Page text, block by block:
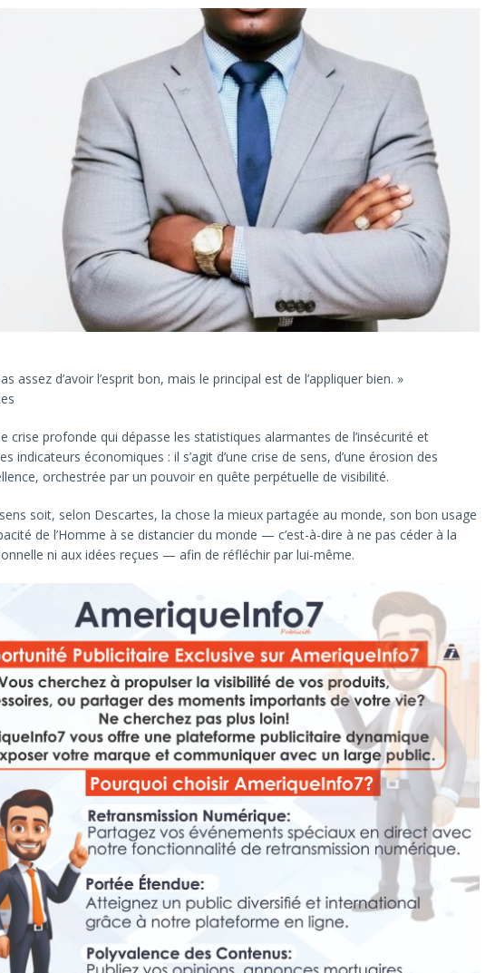
assez d’avoir l’esprit bon, mais le principal est de l’appliquer bien. »
crise profonde qui dépasse les statistiques alarmantes de l’insécurité et
indicateurs économiques : il s’agit d’une crise de sens, d’une érosion des
orchestrée par un pouvoir en quête perpétuelle de visibilité.
soit, selon Descartes, la chose la mieux partagée au monde, son bon usage
de l’Homme à se distancier du monde — c’est-à-dire à ne pas céder à la
ni aux idées reçues — afin de réfléchir par lui-même.